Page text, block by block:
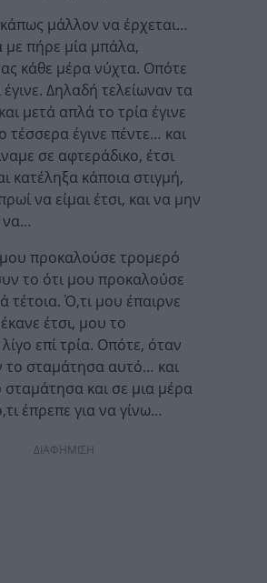
μάλλον να έρχεται…
με πήρε μία μπάλα,
κάθε μέρα νύχτα. Οπότε
Δηλαδή τελείωναν τα
μετά απλά το τρία έγινε
τέσσερα έγινε πέντε… και
σε αφτεράδικο, έτσι
κατέληξα κάποια στιγμή,
να είμαι έτσι, και να μην
να…
προκαλούσε τρομερό
το ότι μου προκαλούσε
τέτοια. Ό,τι μου έπαιρνε
έτσι, μου το
επί τρία. Οπότε, όταν
το σταμάτησα αυτό… και
σταμάτησα και σε μια μέρα
έπρεπε για να γίνω…
ΔΙΑΦΗΜΙΣΗ